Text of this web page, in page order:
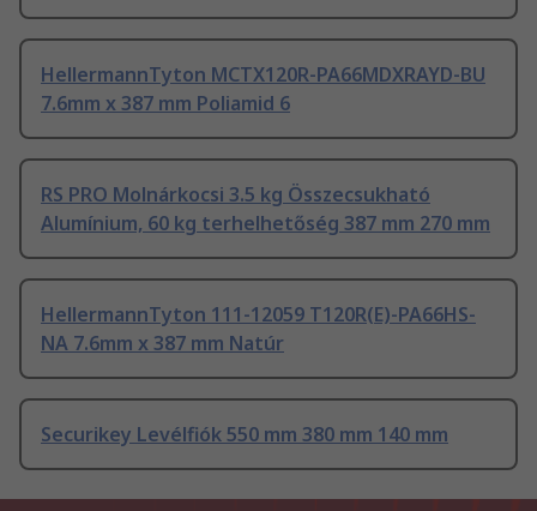
HellermannTyton MCTX120R-PA66MDXRAYD-BU
7.6mm x 387 mm Poliamid 6
RS PRO Molnárkocsi 3.5 kg Összecsukható
Alumínium, 60 kg terhelhetőség 387 mm 270 mm
HellermannTyton 111-12059 T120R(E)-PA66HS-
NA 7.6mm x 387 mm Natúr
Securikey Levélfiók 550 mm 380 mm 140 mm